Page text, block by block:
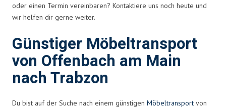
oder einen Termin vereinbaren? Kontaktiere uns noch heute und
wir helfen dir gerne weiter.
Günstiger Möbeltransport
von Offenbach am Main
nach Trabzon
Du bist auf der Suche nach einem günstigen Möbeltransport von